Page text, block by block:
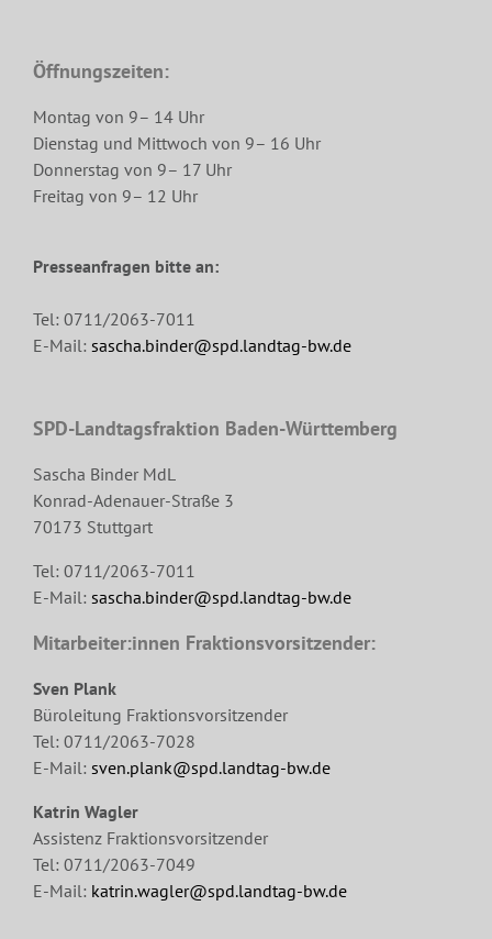
Öffnungszeiten:
Montag von 9– 14 Uhr
Dienstag und Mittwoch von 9– 16 Uhr
Donnerstag von 9– 17 Uhr
Freitag von 9– 12 Uhr
Presseanfragen bitte an:
Tel: 0711/2063-7011
E-Mail: sascha.binder@spd.landtag-bw.de
SPD-Landtagsfraktion Baden-Württemberg
Sascha Binder MdL
Konrad-Adenauer-Straße 3
70173 Stuttgart
Tel: 0711/2063-7011
E-Mail: sascha.binder@spd.landtag-bw.de
Mitarbeiter:innen Fraktionsvorsitzender:
Sven Plank
Büroleitung Fraktionsvorsitzender
Tel: 0711/2063-7028
E-Mail: sven.plank@spd.landtag-bw.de
Katrin Wagler
Assistenz Fraktionsvorsitzender
Tel: 0711/2063-7049
E-Mail: katrin.wagler@spd.landtag-bw.de